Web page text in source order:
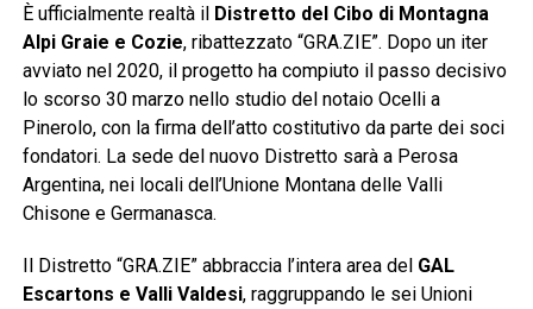
È ufficialmente realtà il Distretto del Cibo di Montagna
Alpi Graie e Cozie, ribattezzato “GRA.ZIE”. Dopo un iter
avviato nel 2020, il progetto ha compiuto il passo decisivo
lo scorso 30 marzo nello studio del notaio Ocelli a
Pinerolo, con la firma dell’atto costitutivo da parte dei soci
fondatori. La sede del nuovo Distretto sarà a Perosa
Argentina, nei locali dell’Unione Montana delle Valli
Chisone e Germanasca.
Il Distretto “GRA.ZIE” abbraccia l’intera area del GAL
Escartons e Valli Valdesi, raggruppando le sei Unioni